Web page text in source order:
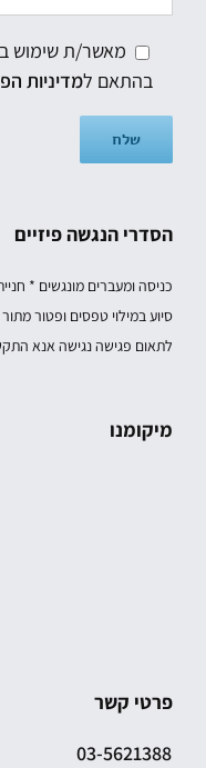
מאשר/ת שימוש
בהתאם למדיניות
הסדרי הנגשה פיזיים
כניסה ומעברים מונגשים *
סיוע במילוי טפסים ופטור
לתאום פגישה נגישה אנא
מיקומנו
פרטי קשר
03-5621388